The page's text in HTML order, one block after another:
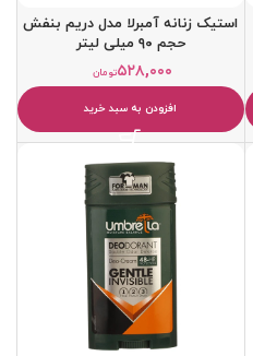
استیک زنانه آمبرلا مدل دریم بنفش
حجم ۹۰ میلی لیتر
تومان۵۲۸,۰۰۰
افزودن به سبد خرید